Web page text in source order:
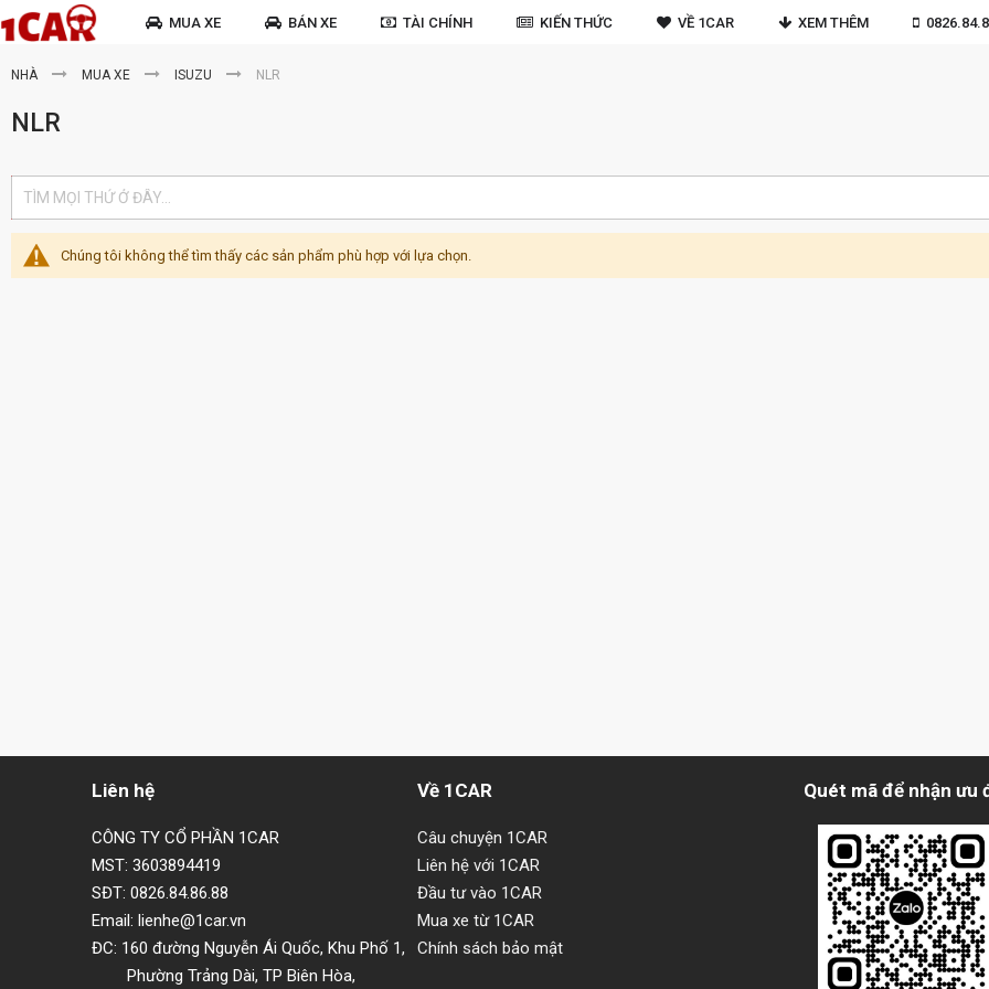
MUA XE BÁN XE TÀI CHÍNH KIẾN THỨC VỀ 1CAR XEM THÊM
NHÀ MUA XE ISUZU NLR
NLR
Chúng tôi không thể tìm thấy các sản phẩm phù hợp với lựa chọn.
Liên hệ
CÔNG TY CỔ PHẦN 1CAR
MST: 3603894419
SĐT: 0826.84.86.88
Email: lienhe@1car.vn
ĐC: 160 đường Nguyễn Ái Quốc, Khu Phố 1,
Phường Trảng Dài, TP Biên Hòa,
Về 1CAR
Câu chuyện 1CAR
Liên hệ với 1CAR
Đầu tư vào 1CAR
Mua xe từ 1CAR
Chính sách bảo mật
Quét mã để nhận ưu